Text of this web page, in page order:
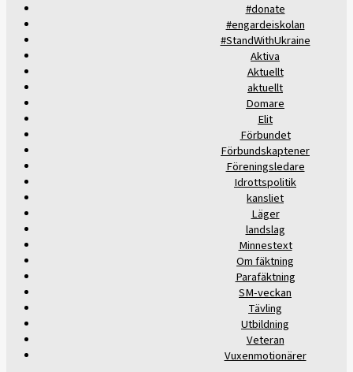
#donate
#engardeiskolan
#StandWithUkraine
Aktiva
Aktuellt
aktuellt
Domare
Elit
Förbundet
Förbundskaptener
Föreningsledare
Idrottspolitik
kansliet
Läger
landslag
Minnestext
Om fäktning
Parafäktning
SM-veckan
Tävling
Utbildning
Veteran
Vuxenmotionärer